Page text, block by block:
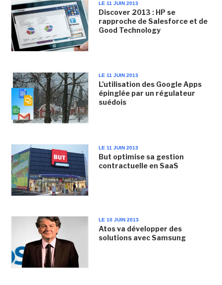
LE 11 JUIN 2013
Discover 2013 : HP se
rapproche de Salesforce et de
Good Technology
LE 11 JUIN 2013
L'utilisation des Google Apps
épinglée par un régulateur
suédois
LE 11 JUIN 2013
But optimise sa gestion
contractuelle en SaaS
LE 10 JUIN 2013
Atos va développer des
solutions avec Samsung